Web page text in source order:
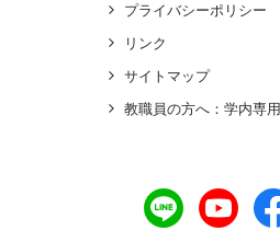
プライバシーポリシー
リンク
サイトマップ
教職員の方へ：学内専用